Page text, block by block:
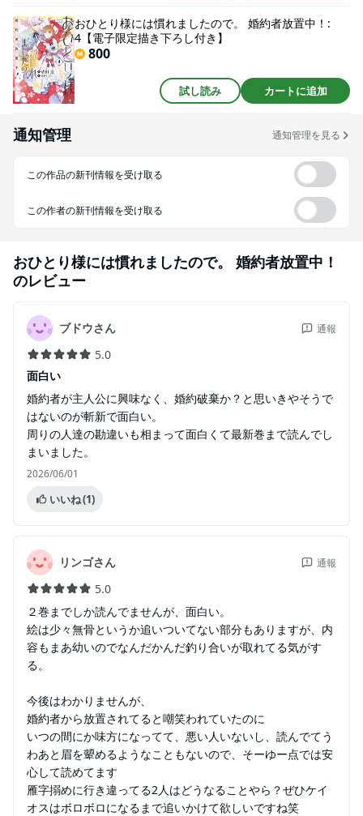
おひとり様には慣れましたので。 婚約者放置中！:
4【電子限定描き下ろし付き】
800
試し読み カートに追加
通知管理 通知管理を見る
この作品の新刊情報を受け取る
この作者の新刊情報を受け取る
おひとり様には慣れましたので。 婚約者放置中！
のレビュー
ブドウさん 通報
5.0
面白い
婚約者が主人公に興味なく、婚約破棄か？と思いきやそうで
はないのが斬新で面白い。
周りの人達の勘違いも相まって面白くて最新巻まで読んでし
まいました。
2026/06/01
いいね(1)
リンゴさん 通報
5.0
２巻までしか読んでませんが、面白い。
絵は少々無骨というか追いついてない部分もありますが、内
容もまあ幼いのでなんだかんだ釣り合いが取れてる気がす
る。
今後はわかりませんが、
婚約者から放置されてると嘲笑われていたのに
いつの間にか味方になってて、悪い人いないし、読んでてう
わあと眉を顰めるようなこともないので、そーゆー点では安
心して読めてます
雁字搦めに行き違ってる2人はどうなることやら？ぜひケイ
オスはボロボロになるまで追いかけて欲しいですね笑